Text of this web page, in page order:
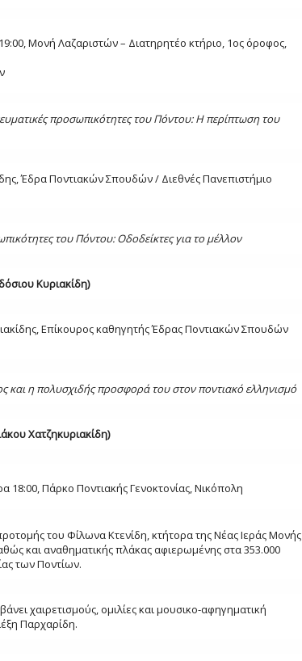
,Μονή Λαζαριστών – Διατηρητέο κτήριο, 1ος όροφος,
προσωπικότητες του Πόντου: Η περίπτωση του
Έδρα Ποντιακών Σπουδών / Διεθνές Πανεπιστήμιο
του Πόντου: Οδοδείκτες για το μέλλον
Κυριακίδη)
Επίκουρος καθηγητής Έδρας Ποντιακών Σπουδών
και η πολυσχιδής προσφορά του στον ποντιακό ελληνισμό
Χατζηκυριακίδη)
18:00,Πάρκο Ποντιακής Γενοκτονίας, Νικόπολη
του Φίλωνα Κτενίδη, κτήτορα της Νέας Ιεράς Μονής
και αναθηματικής πλάκας αφιερωμένης στα 353.000
των Ποντίων.
χαιρετισμούς, ομιλίες και μουσικο-αφηγηματική
Παρχαρίδη.